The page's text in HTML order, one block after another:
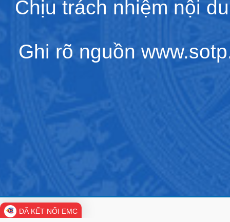
Chịu trách nhiệm nội
Ghi rõ nguồn
ĐÃ KẾT NỐI EMC